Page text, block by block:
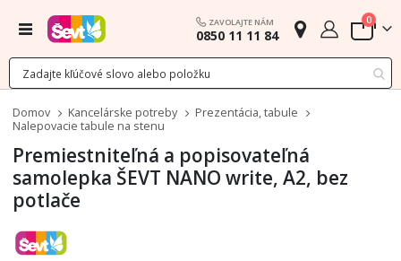
Menu ZAVOLAJTE NÁM
0850 11 11 84 Cart
0
Domov Kancelárske potreby
Prezentácia, tabule
Nalepovacie tabule na stenu
Premiestniteľná a popisovateľná
samolepka ŠEVT NANO write, A2, bez
potlače